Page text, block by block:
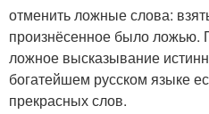
отменить ложные слова:
произнёсенное было ложью.
ложное высказывание
богатейшем русском языке
прекрасных слов.